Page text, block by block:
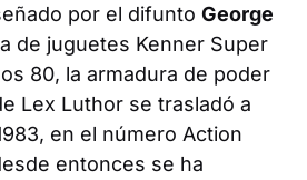
por el difunto George
de juguetes Kenner Super
80, la armadura de poder
Lex Luthor se trasladó a
en el número Action
entonces se ha